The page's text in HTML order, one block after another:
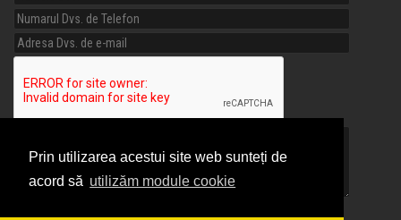
Prin utilizarea acestui site web sunteți de
acord să utilizăm module cookie
Am citit si sunt de acord cu Termeni si conditii